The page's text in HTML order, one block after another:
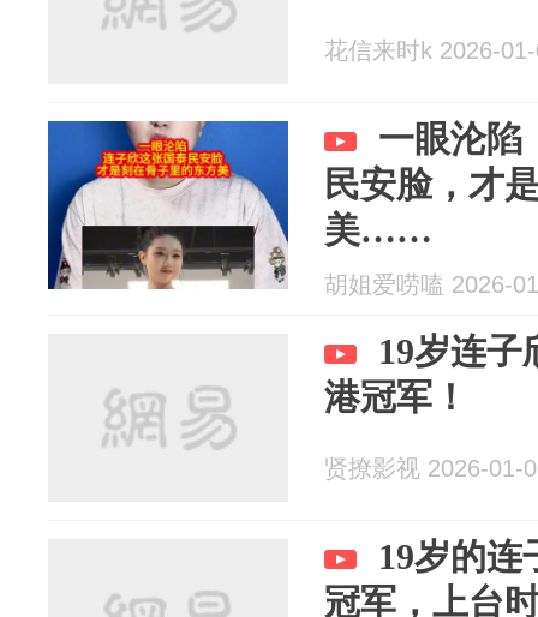
花信来时k 2026-
一眼沦陷
民安脸，才
美……
胡姐爱唠嗑 2026-
19岁连子
港冠军！
贤撩影视 2026-01-
19岁的连
冠军，上台